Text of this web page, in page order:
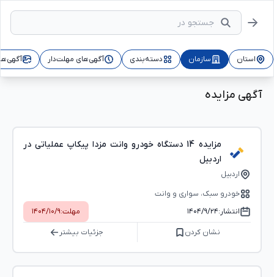
استان سازمان دسته‌بندی آگهی‌های مهلت‌دار
آگهی مزایده
مزایده 14 دستگاه خودرو وانت مزدا پیکاپ عملیاتی در
اردبیل
اردبیل
خودرو سبک، سواری و وانت
انتشار:۱۴۰۴/۹/۲۴ مهلت:۱۴۰۴/۱۰/۹
نشان کردن جزئیات بیشتر